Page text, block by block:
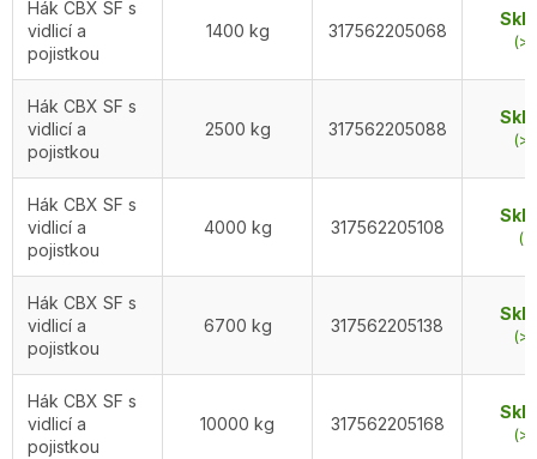
Hák CBX SF s
vidlicí a
pojistkou
1400 kg 317562205068
Hák CBX SF s
vidlicí a
pojistkou
2500 kg 317562205088
Hák CBX SF s
vidlicí a
pojistkou
4000 kg 317562205108
(5
Hák CBX SF s
vidlicí a
pojistkou
6700 kg 317562205138
Hák CBX SF s
vidlicí a
pojistkou
10000 kg 317562205168